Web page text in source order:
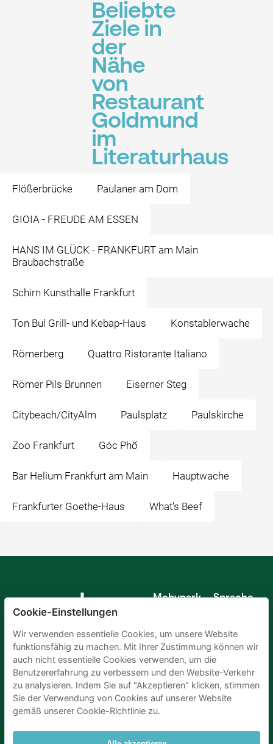
Beliebte
Ziele in
der
Nähe
von
Restaurant
Goldmund
im
Literaturhaus
Flößerbrücke Paulaner am Dom
GIOIA - FREUDE AM ESSEN
HANS IM GLÜCK - FRANKFURT am Main
Braubachstraße
Schirn Kunsthalle Frankfurt
Ton Bul Grill- und Kebap-Haus Konstablerwache
Römerberg Quattro Ristorante Italiano
Römer Pils Brunnen Eiserner Steg
Citybeach/CityAlm Paulsplatz Paulskirche
Zoo Frankfurt Góc Phố
Bar Helium Frankfurt am Main Hauptwache
Frankfurter Goethe-Haus What's Beef
Mobypark
Sprache
Spanisch
Französisch
Italienisch
Niederländisch
Cookie-Einstellungen
Wir verwenden essentielle Cookies, um unsere Website
funktionsfähig zu machen. Mit Ihrer Zustimmung können wir
auch nicht essentielle Cookies verwenden, um die
Benutzererfahrung zu verbessern und den Website-Verkehr
zu analysieren. Indem Sie auf "Akzeptieren" klicken, stimmen
Sie der Verwendung von Cookies auf unserer Website
gemäß unserer Cookie-Richtlinie zu.